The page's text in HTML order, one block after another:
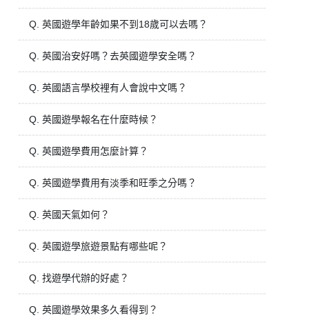
Q. 英國遊學年齡如果不到18歲可以去嗎？
Q. 英國治安好嗎？去英國遊學安全嗎？
Q. 英國語言學校裡有人會說中文嗎？
Q. 英國遊學報名在什麼時候？
Q. 英國遊學費用怎麼計算？
Q. 英國遊學費用有淡季和旺季之分嗎？
Q. 英國天氣如何？
Q. 英國遊學旅遊景點有哪些呢？
Q. 找遊學代辦的好處？
Q. 英國遊學效果多久看得到？